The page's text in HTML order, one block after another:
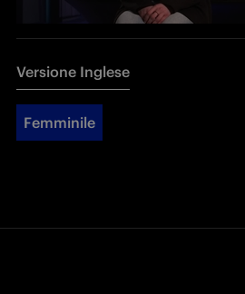
Versione Inglese
Femminile